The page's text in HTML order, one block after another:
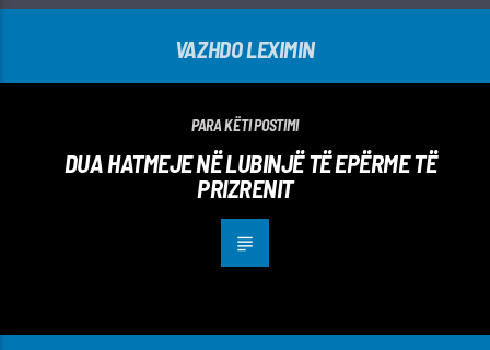
VAZHDO LEXIMIN
PARA KËTI POSTIMI
DUA HATMEJE NË LUBINJË TË EPËRME TË
PRIZRENIT